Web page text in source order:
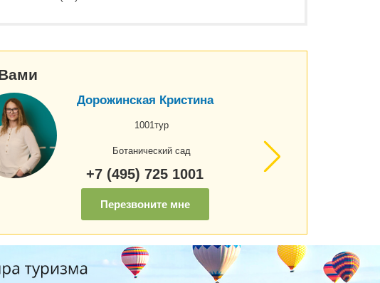
Дорожинская Кристина
1001тур
Ботанический сад
+7 (495) 725 1001
Перезвоните мне